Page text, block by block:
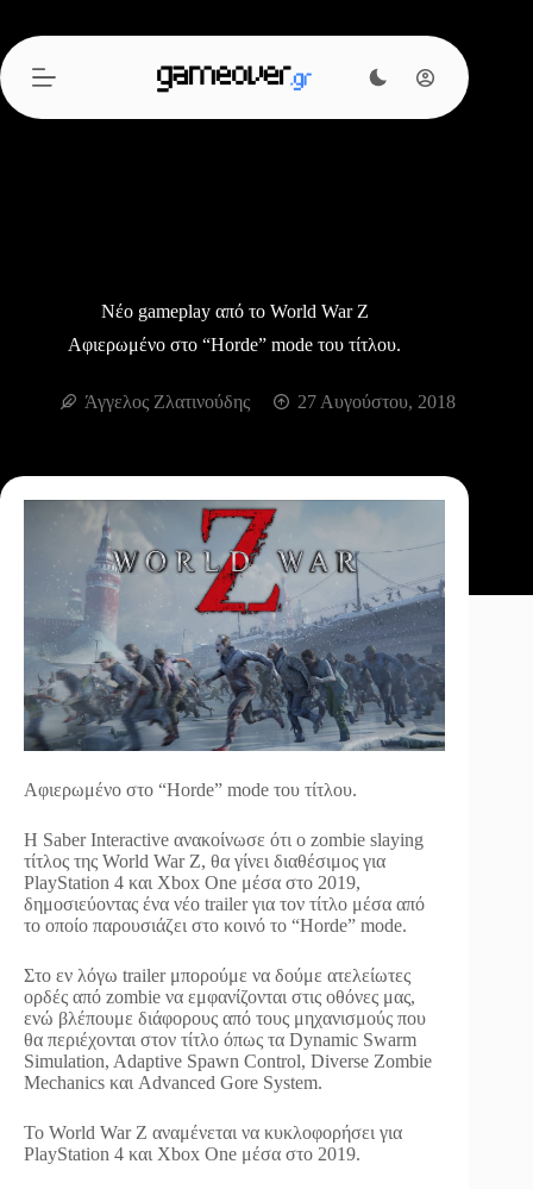
περιεχόμενο
Νέο gameplay από το World War Z
Αφιερωμένο στο “Horde” mode του τίτλου.
Άγγελος Ζλατινούδης 27 Αυγούστου, 2018
Αφιερωμένο στο “Horde” mode του τίτλου.
Η Saber Interactive ανακοίνωσε ότι ο zombie slaying
τίτλος της World War Z, θα γίνει διαθέσιμος για
PlayStation 4 και Xbox One μέσα στο 2019,
δημοσιεύοντας ένα νέο trailer για τον τίτλο μέσα από
το οποίο παρουσιάζει στο κοινό το “Horde” mode.
Στο εν λόγω trailer μπορούμε να δούμε ατελείωτες
ορδές από zombie να εμφανίζονται στις οθόνες μας,
ενώ βλέπουμε διάφορους από τους μηχανισμούς που
θα περιέχονται στον τίτλο όπως τα Dynamic Swarm
Simulation, Adaptive Spawn Control, Diverse Zombie
Mechanics και Advanced Gore System.
Το World War Z αναμένεται να κυκλοφορήσει για
PlayStation 4 και Xbox One μέσα στο 2019.